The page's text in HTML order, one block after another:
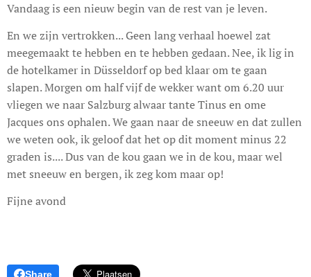
Vandaag is een nieuw begin van de rest van je leven.
En we zijn vertrokken... Geen lang verhaal hoewel zat
meegemaakt te hebben en te hebben gedaan. Nee, ik lig in
de hotelkamer in Düsseldorf op bed klaar om te gaan
slapen. Morgen om half vijf de wekker want om 6.20 uur
vliegen we naar Salzburg alwaar tante Tinus en ome
Jacques ons ophalen. We gaan naar de sneeuw en dat zullen
we weten ook, ik geloof dat het op dit moment minus 22
graden is.... Dus van de kou gaan we in de kou, maar wel
met sneeuw en bergen, ik zeg kom maar op!
Fijne avond
Share